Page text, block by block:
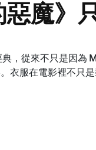
惡魔
典，從來不只是因
衣服在電影裡不只